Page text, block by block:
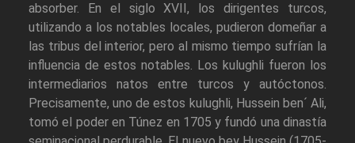
absorber. En el siglo XVII, los dirigentes turcos,
utilizando a los notables locales, pudieron domeñar a
las tribus del interior, pero al mismo tiempo sufrían la
influencia de estos notables. Los kulughli fueron los
intermediarios natos entre turcos y autóctonos.
Precisamente, uno de estos kulughli, Hussein ben´ Ali,
tomó el poder en Túnez en 1705 y fundó una dinastía